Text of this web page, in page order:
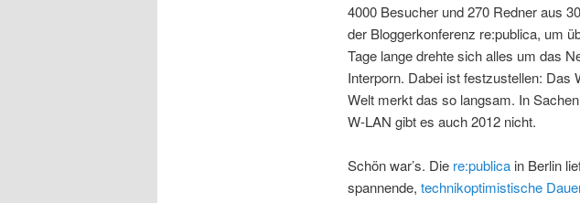
4000 Besucher und 270 Redner aus
der Bloggerkonferenz re:publica, um
Tage lange drehte sich alles um das
Interporn. Dabei ist festzustellen: Das
Welt merkt das so langsam. In
W-LAN gibt es auch 2012 nicht.
Schön war’s. Die re:publicain Berlin
spannende, technikoptimistische